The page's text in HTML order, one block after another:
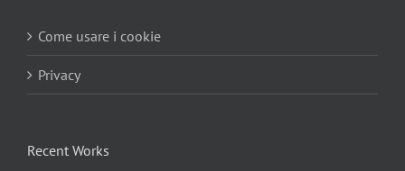
Come usare i cookie
Privacy
Recent Works